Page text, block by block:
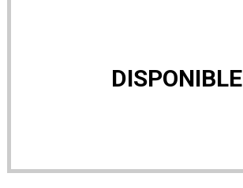
DISPONIBLE